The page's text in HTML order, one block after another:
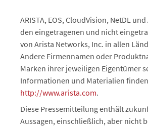
ARISTA, EOS, CloudVision, NetDL
den eingetragenen und nicht
von Arista Networks, Inc. in allen
Andere Firmennamen oder
Marken ihrer jeweiligen Eigentümer
Informationen und Materialien
http://www.arista.com.
Diese Pressemitteilung enthält
Aussagen, einschließlich, aber nicht